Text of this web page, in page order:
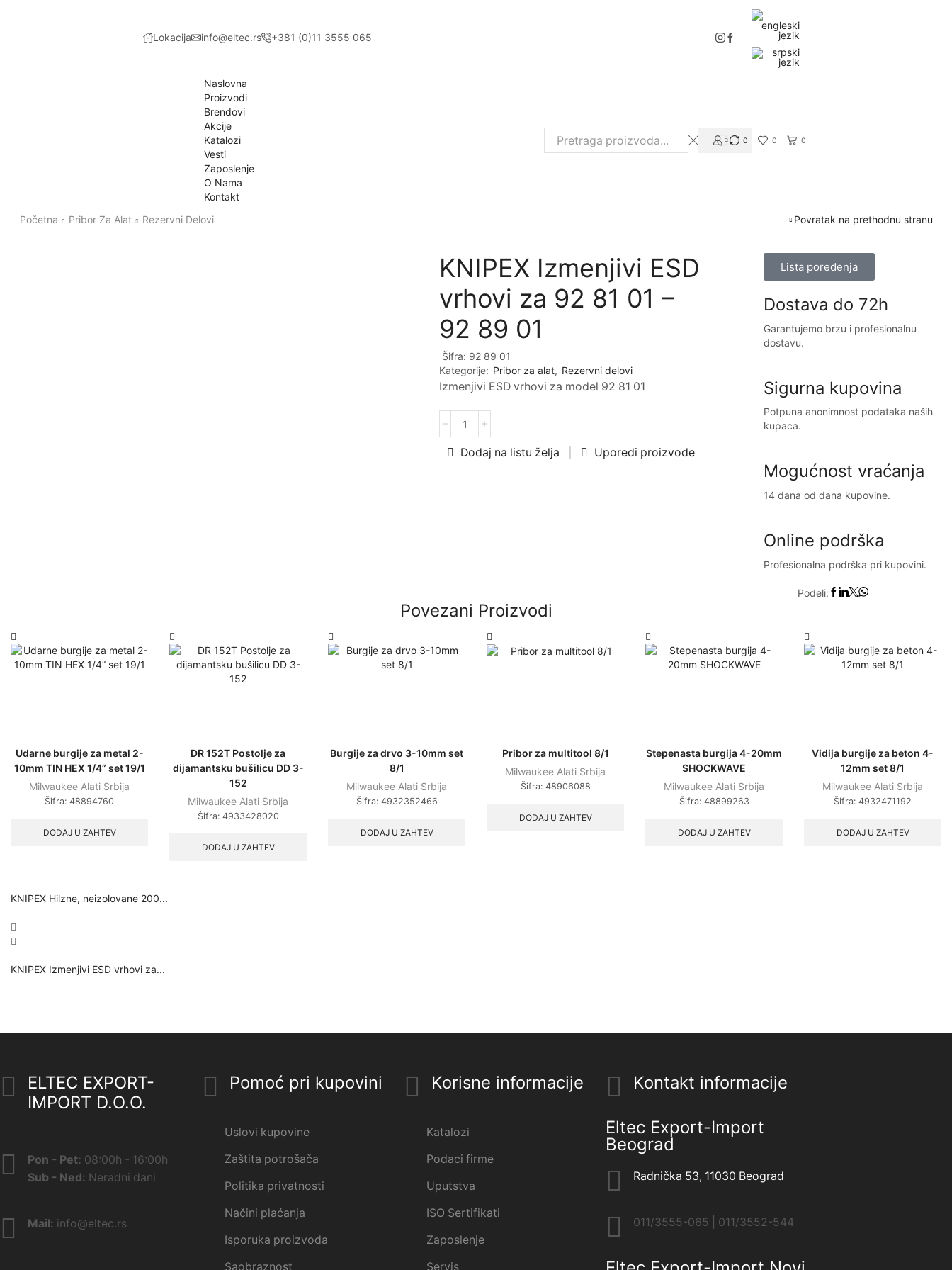
Lokacija info@eltec.rs +381 (0)11 3555 065
Naslovna
Proizvodi
Brendovi
Akcije
Katalozi
Vesti
Zaposlenje
O Nama
Kontakt
0 0 0
Početna Pribor Za Alat Rezervni Delovi Povratak na prethodnu stranu
KNIPEX Izmenjivi ESD
vrhovi za 92 81 01 –
92 89 01
Šifra: 92 89 01
Kategorije: Pribor za alat, Rezervni delovi
Izmenjivi ESD vrhovi za model 92 81 01
Dodaj na listu želja Uporedi proizvode
Lista poređenja
Dostava do 72h
Garantujemo brzu i profesionalnu
dostavu.
Sigurna kupovina
Potpuna anonimnost podataka naših
kupaca.
Mogućnost vraćanja
14 dana od dana kupovine.
Online podrška
Profesionalna podrška pri kupovini.
Podeli:
Povezani Proizvodi
Udarne burgije za metal 2-
10mm TIN HEX 1/4” set 19/1
Milwaukee Alati Srbija
Šifra: 48894760
DODAJ U ZAHTEV
DR 152T Postolje za
dijamantsku bušilicu DD 3-
152
Milwaukee Alati Srbija
Šifra: 4933428020
DODAJ U ZAHTEV
Burgije za drvo 3-10mm set
8/1
Milwaukee Alati Srbija
Šifra: 4932352466
DODAJ U ZAHTEV
Pribor za multitool 8/1
Milwaukee Alati Srbija
Šifra: 48906088
DODAJ U ZAHTEV
Stepenasta burgija 4-20mm
SHOCKWAVE
Milwaukee Alati Srbija
Šifra: 48899263
DODAJ U ZAHTEV
Vidija burgije za beton 4-
12mm set 8/1
Milwaukee Alati Srbija
Šifra: 4932471192
DODAJ U ZAHTEV
KNIPEX Hilzne, neizolovane 200...
KNIPEX Izmenjivi ESD vrhovi za...
ELTEC EXPORT-
IMPORT D.O.O.
Pomoć pri kupovini Korisne informacije Kontakt informacije
Pon - Pet: 08:00h - 16:00h
Sub - Ned: Neradni dani
Mail: info@eltec.rs
Uslovi kupovine
Zaštita potrošača
Politika privatnosti
Načini plaćanja
Isporuka proizvoda
Saobraznost
Katalozi
Podaci firme
Uputstva
ISO Sertifikati
Zaposlenje
Servis
Eltec Export-Import
Beograd
Radnička 53, 11030 Beograd
011/3555-065 | 011/3552-544